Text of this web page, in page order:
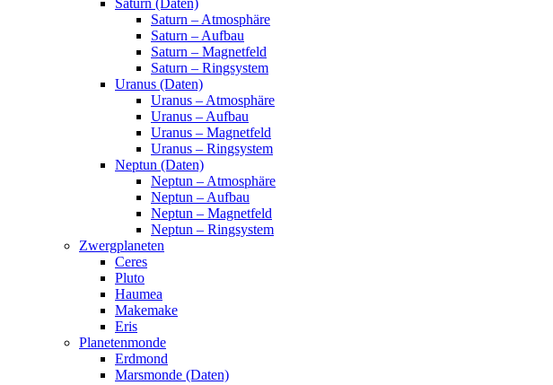
Saturn – Atmosphäre
Saturn – Aufbau
Saturn – Magnetfeld
Saturn – Ringsystem
Uranus (Daten)
Uranus – Atmosphäre
Uranus – Aufbau
Uranus – Magnetfeld
Uranus – Ringsystem
Neptun (Daten)
Neptun – Atmosphäre
Neptun – Aufbau
Neptun – Magnetfeld
Neptun – Ringsystem
Zwergplaneten
Ceres
Pluto
Haumea
Makemake
Eris
Planetenmonde
Erdmond
Marsmonde (Daten)